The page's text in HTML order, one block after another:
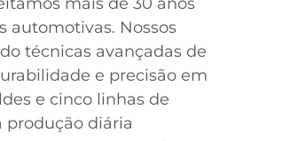
automotivas. Nossos
técnicas avançadas de
e precisão em
e cinco linhas de
diária